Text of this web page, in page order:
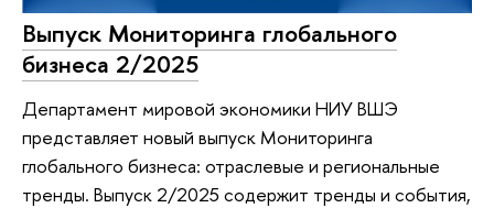
Выпуск Мониторинга глобального
бизнеса 2/2025
Департамент мировой экономики НИУ ВШЭ
представляет новый выпуск Мониторинга
глобального бизнеса: отраслевые и региональные
тренды. Выпуск 2/2025 содержит тренды и события,